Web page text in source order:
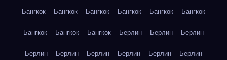
Бангкок Бангкок Бангкок Бангкок Бангкок Бангкок
Бангкок Бангкок Бангкок Берлин Берлин Берлин
Берлин Берлин Берлин Берлин Берлин Берлин